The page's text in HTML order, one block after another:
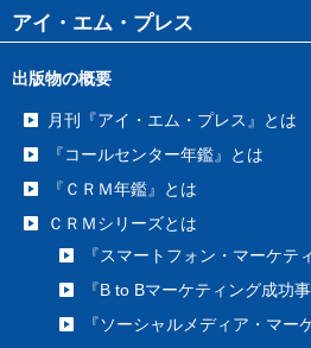
アイ・エム・プレス
出版物の概要
月刊『アイ・エム・プレス』とは
『コールセンター年鑑』とは
『ＣＲＭ年鑑』とは
ＣＲＭシリーズとは
『スマートフォン・マーケテ
『B to Bマーケティング成功事
『ソーシャルメディア・マー